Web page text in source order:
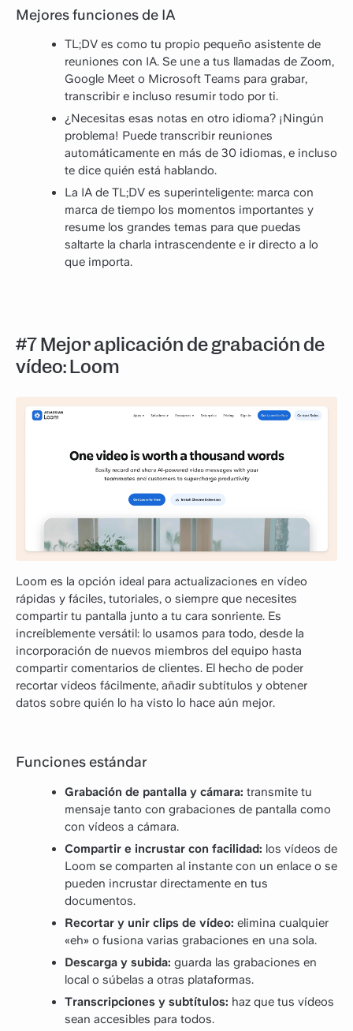
Mejores funciones de IA
TL;DV es como tu propio pequeño asistente de
reuniones con IA. Se une a tus llamadas de Zoom,
Google Meet o Microsoft Teams para grabar,
transcribir e incluso resumir todo por ti.
¿Necesitas esas notas en otro idioma? ¡Ningún
problema! Puede transcribir reuniones
automáticamente en más de 30 idiomas, e incluso
te dice quién está hablando.
La IA de TL;DV es superinteligente: marca con
marca de tiempo los momentos importantes y
resume los grandes temas para que puedas
saltarte la charla intrascendente e ir directo a lo
que importa.
#7 Mejor aplicación de grabación de
vídeo: Loom
Loom es la opción ideal para actualizaciones en vídeo
rápidas y fáciles, tutoriales, o siempre que necesites
compartir tu pantalla junto a tu cara sonriente. Es
increíblemente versátil: lo usamos para todo, desde la
incorporación de nuevos miembros del equipo hasta
compartir comentarios de clientes. El hecho de poder
recortar vídeos fácilmente, añadir subtítulos y obtener
datos sobre quién lo ha visto lo hace aún mejor.
Funciones estándar
Grabación de pantalla y cámara: transmite tu
mensaje tanto con grabaciones de pantalla como
con vídeos a cámara.
Compartir e incrustar con facilidad: los vídeos de
Loom se comparten al instante con un enlace o se
pueden incrustar directamente en tus
documentos.
Recortar y unir clips de vídeo: elimina cualquier
«eh» o fusiona varias grabaciones en una sola.
Descarga y subida: guarda las grabaciones en
local o súbelas a otras plataformas.
Transcripciones y subtítulos: haz que tus vídeos
sean accesibles para todos.